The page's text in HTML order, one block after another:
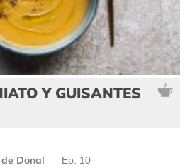
Y GUISANTES
Donal Ep: 10